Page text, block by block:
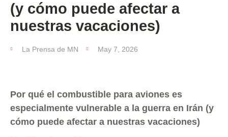
(y cómo puede afectar a
nuestras vacaciones)
La Prensa de MN May 7, 2026
Por qué el combustible para aviones es
especialmente vulnerable a la guerra en Irán (y
cómo puede afectar a nuestras vacaciones)